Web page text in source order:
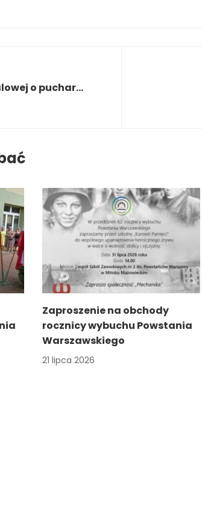
o puchar
Zaproszenie na obchody
rocznicy wybuchu Powstania
Warszawskiego
21 lipca 2026